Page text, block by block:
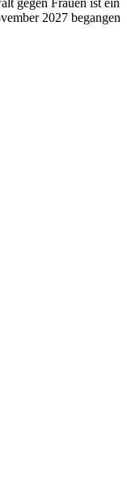
2027 begangen